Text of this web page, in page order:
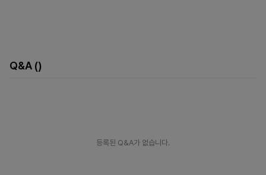
Q&A ()
등록된 Q&A가 없습니다.